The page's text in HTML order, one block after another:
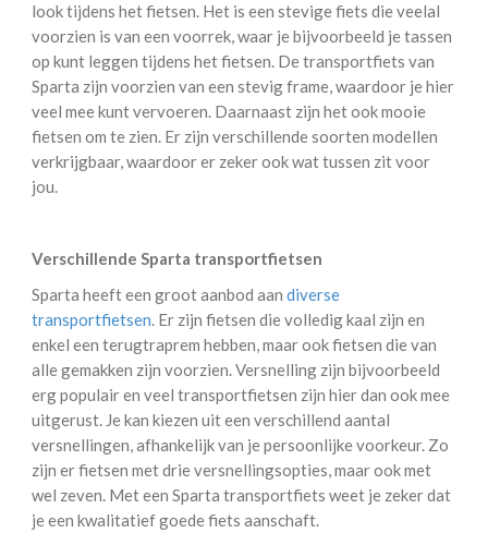
look tijdens het fietsen. Het is een stevige fiets die veelal
voorzien is van een voorrek, waar je bijvoorbeeld je tassen
op kunt leggen tijdens het fietsen. De transportfiets van
Sparta zijn voorzien van een stevig frame, waardoor je hier
veel mee kunt vervoeren. Daarnaast zijn het ook mooie
fietsen om te zien. Er zijn verschillende soorten modellen
verkrijgbaar, waardoor er zeker ook wat tussen zit voor
jou.
Verschillende Sparta transportfietsen
Sparta heeft een groot aanbod aan diverse
transportfietsen. Er zijn fietsen die volledig kaal zijn en
enkel een terugtraprem hebben, maar ook fietsen die van
alle gemakken zijn voorzien. Versnelling zijn bijvoorbeeld
erg populair en veel transportfietsen zijn hier dan ook mee
uitgerust. Je kan kiezen uit een verschillend aantal
versnellingen, afhankelijk van je persoonlijke voorkeur. Zo
zijn er fietsen met drie versnellingsopties, maar ook met
wel zeven. Met een Sparta transportfiets weet je zeker dat
je een kwalitatief goede fiets aanschaft.